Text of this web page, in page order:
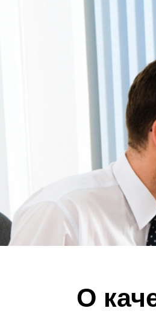
О